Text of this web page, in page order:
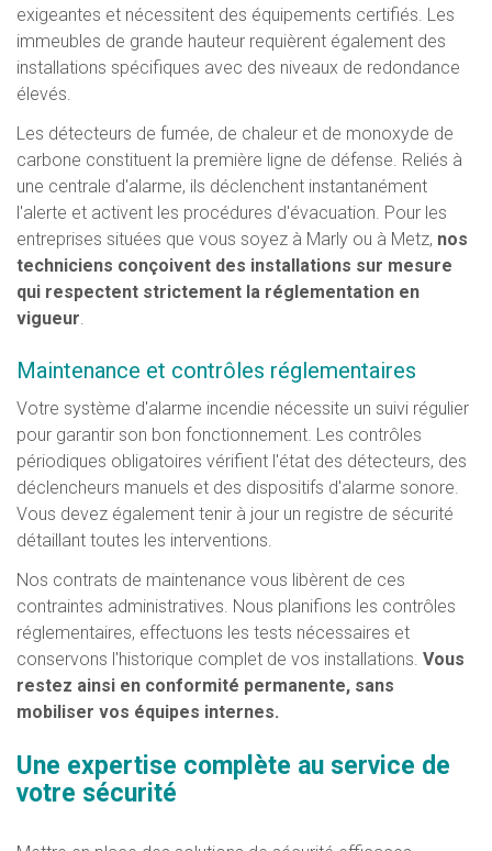
exigeantes et nécessitent des équipements certifiés. Les
immeubles de grande hauteur requièrent également des
installations spécifiques avec des niveaux de redondance
élevés.
Les détecteurs de fumée, de chaleur et de monoxyde de
carbone constituent la première ligne de défense. Reliés à
une centrale d'alarme, ils déclenchent instantanément
l'alerte et activent les procédures d'évacuation. Pour les
entreprises situées que vous soyez à Marly ou à Metz, nos
techniciens conçoivent des installations sur mesure
qui respectent strictement la réglementation en
vigueur.
Maintenance et contrôles réglementaires
Votre système d'alarme incendie nécessite un suivi régulier
pour garantir son bon fonctionnement. Les contrôles
périodiques obligatoires vérifient l'état des détecteurs, des
déclencheurs manuels et des dispositifs d'alarme sonore.
Vous devez également tenir à jour un registre de sécurité
détaillant toutes les interventions.
Nos contrats de maintenance vous libèrent de ces
contraintes administratives. Nous planifions les contrôles
réglementaires, effectuons les tests nécessaires et
conservons l'historique complet de vos installations. Vous
restez ainsi en conformité permanente, sans
mobiliser vos équipes internes.
Une expertise complète au service de
votre sécurité